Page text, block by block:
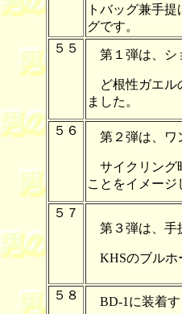
トバッグ兼手
グです。
５５
第１弾は、シ
ど根性ガエル
ました。
５６ 第２弾は、ワ
サイクリング
ことをイメージ
５７
第３弾は、手
KHSのブルホ
５８ BD-1に装着す